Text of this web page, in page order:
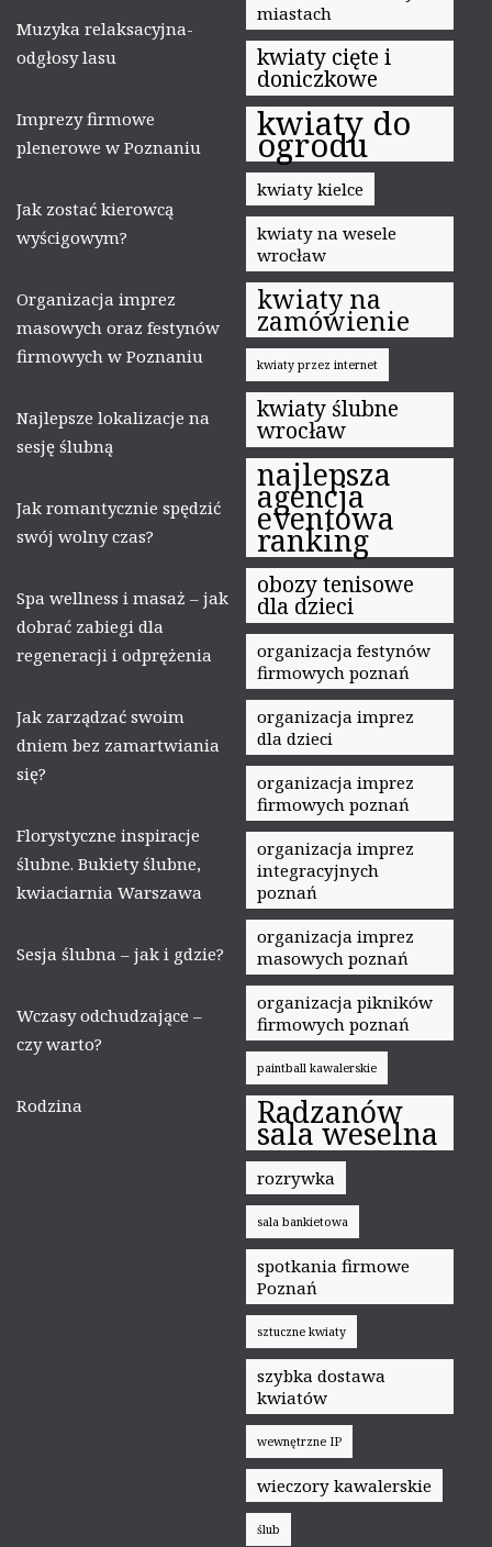
Muzyka relaksacyjna-
odgłosy lasu
Imprezy firmowe
plenerowe w Poznaniu
Jak zostać kierowcą
wyścigowym?
Organizacja imprez
masowych oraz festynów
firmowych w Poznaniu
Najlepsze lokalizacje na
sesję ślubną
Jak romantycznie spędzić
swój wolny czas?
Spa wellness i masaż – jak
dobrać zabiegi dla
regeneracji i odprężenia
Jak zarządzać swoim
dniem bez zamartwiania
się?
Florystyczne inspiracje
ślubne. Bukiety ślubne,
kwiaciarnia Warszawa
Sesja ślubna – jak i gdzie?
Wczasy odchudzające –
czy warto?
Rodzina
miastach
kwiaty cięte i
doniczkowe
kwiaty do
ogrodu
kwiaty kielce
kwiaty na wesele
wrocław
kwiaty na
zamówienie
kwiaty przez internet
kwiaty ślubne
wrocław
najlepsza
agencja
eventowa
ranking
obozy tenisowe
dla dzieci
organizacja festynów
firmowych poznań
organizacja imprez
dla dzieci
organizacja imprez
firmowych poznań
organizacja imprez
integracyjnych
poznań
organizacja imprez
masowych poznań
organizacja pikników
firmowych poznań
paintball kawalerskie
Radzanów
sala weselna
rozrywka
sala bankietowa
spotkania firmowe
Poznań
sztuczne kwiaty
szybka dostawa
kwiatów
wewnętrzne IP
wieczory kawalerskie
ślub